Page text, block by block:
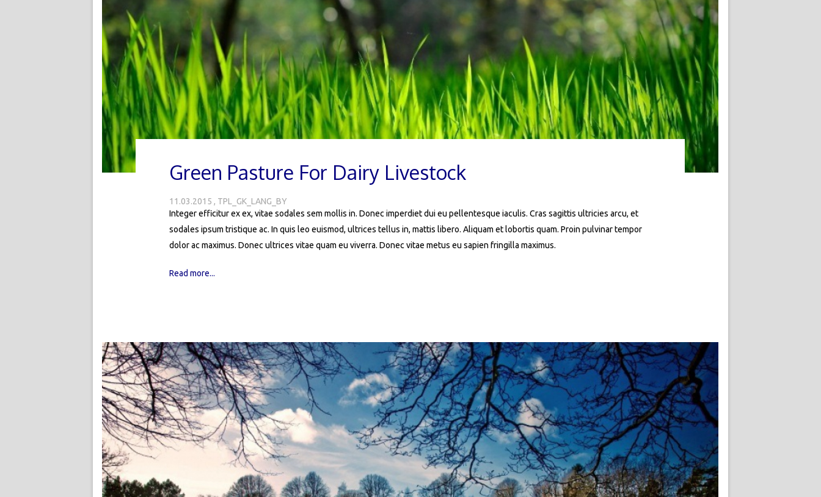
Green Pasture For Dairy Livestock
11.03.2015
TPL_GK_LANG_BY
Integer efficitur ex ex, vitae sodales sem mollis in. Donec imperdiet dui eu pellentesque iaculis. Cras sagittis ultricies arcu, et
sodales ipsum tristique ac. In quis leo euismod, ultrices tellus in, mattis libero. Aliquam et lobortis quam. Proin pulvinar tempor
dolor ac maximus. Donec ultrices vitae quam eu viverra. Donec vitae metus eu sapien fringilla maximus.
Read more...